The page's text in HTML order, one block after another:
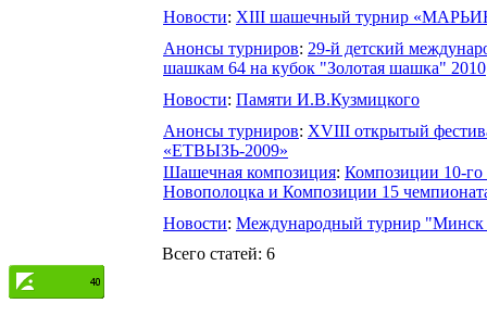
Новости: XIII шашечный турнир
Анонсы турниров: 29-й детский
шашкам 64 на кубок "Золотая шашка" 2010
Новости: Памяти И.В.Кузмицкого
Анонсы турниров: XVIII открытый
«ЕТВЫЗЬ-2009»
Шашечная композиция: Композиции 10-го
Новополоцка и Композиции 15
Новости: Международный турнир "Минск
Всего статей: 6